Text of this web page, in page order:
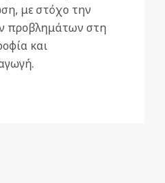
με στόχο την
προβλημάτων στη
και